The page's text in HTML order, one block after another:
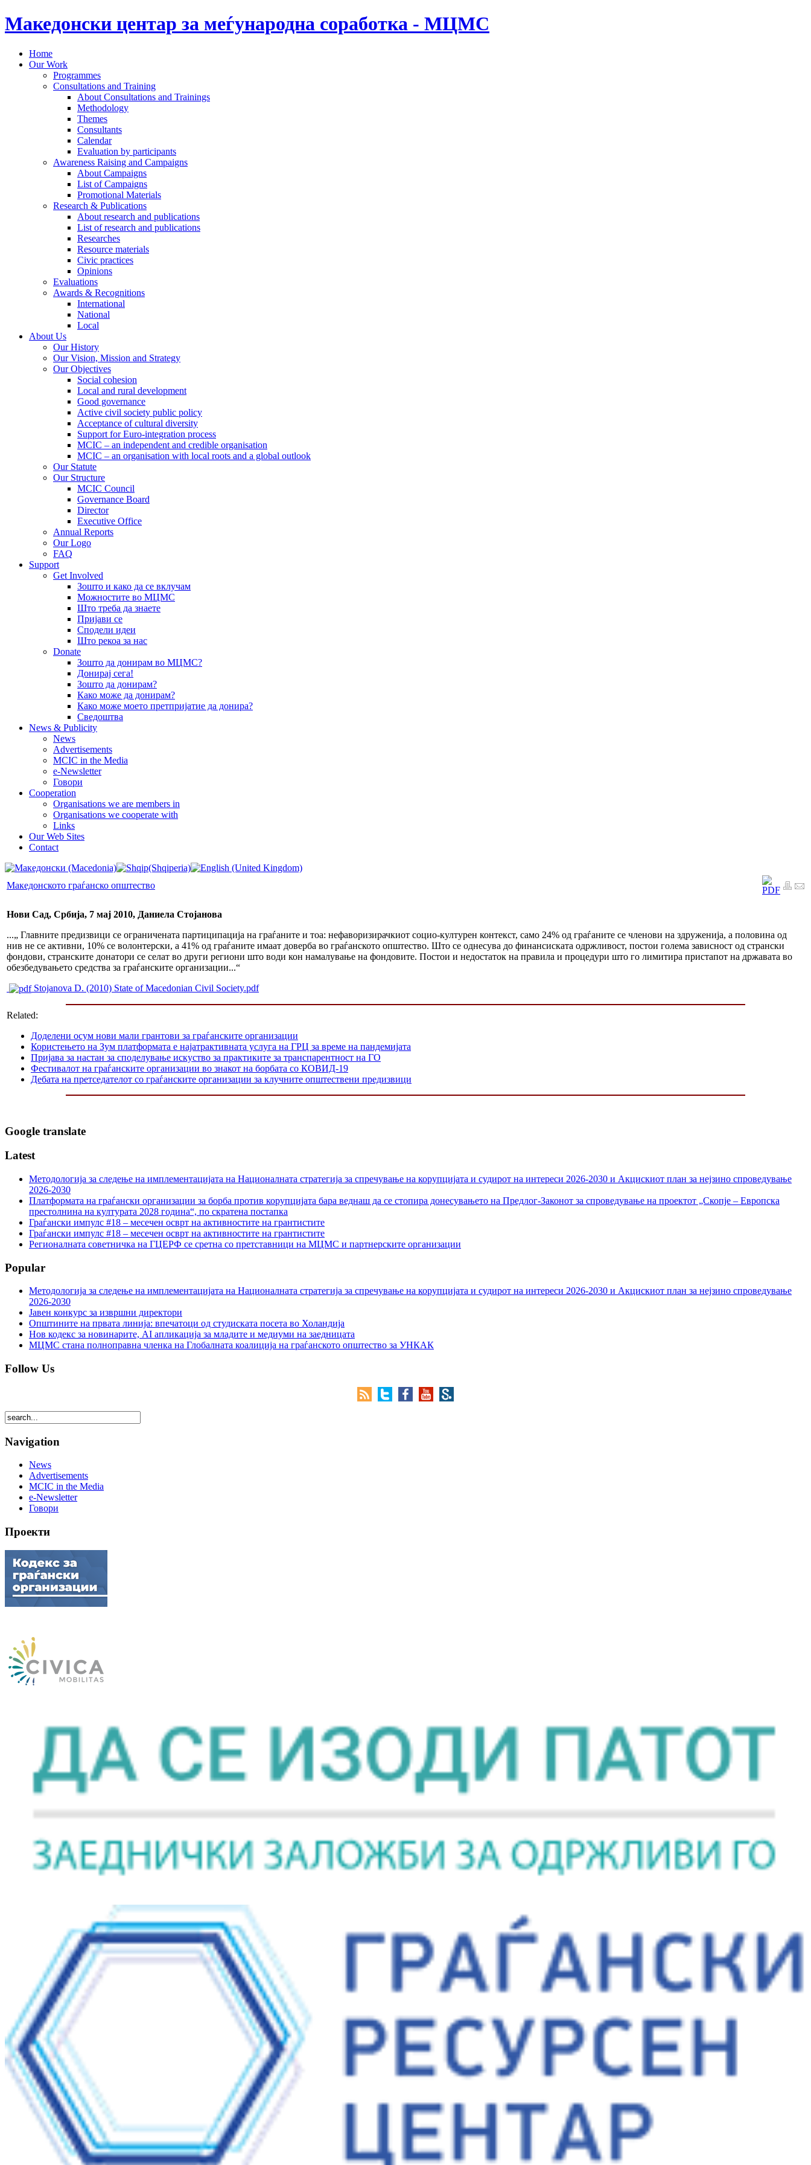
Македонски центар за меѓународна соработка - МЦМС
Home
Our Work
Programmes
Consultations and Training
About Consultations and Trainings
Methodology
Themes
Consultants
Calendar
Evaluation by participants
Awareness Raising and Campaigns
About Campaigns
List of Campaigns
Promotional Materials
Research & Publications
About research and publications
List of research and publications
Researches
Resource materials
Civic practices
Opinions
Evaluations
Awards & Recognitions
International
National
Local
About Us
Our History
Our Vision, Mission and Strategy
Our Objectives
Social cohesion
Local and rural development
Good governance
Active civil society public policy
Acceptance of cultural diversity
Support for Euro-integration process
MCIC – an independent and credible organisation
MCIC – an organisation with local roots and a global outlook
Our Statute
Our Structure
MCIC Council
Governance Board
Director
Executive Office
Annual Reports
Our Logo
FAQ
Support
Get Involved
Зошто и како да се вклучам
Можностите во МЦМС
Што треба да знаете
Пријави се
Сподели идеи
Што рекоа за нас
Donate
Зошто да донирам во МЦМС?
Донирај сега!
Зошто да донирам?
Како може да донирам?
Како може моето претпријатие да донира?
Сведоштва
News & Publicity
News
Advertisements
MCIC in the Media
e-Newsletter
Говори
Cooperation
Organisations we are members in
Organisations we cooperate with
Links
Our Web Sites
Contact
Македонското граѓанско општество
Нови Сад, Србија, 7 мај 2010, Даниела Стојанова
...„ Главните предизвици се ограничената партиципација на граѓаните и тоа: нефаворизирачкиот социо-културен контекст, само 24% од граѓаните се членови на здруженија, а половина од
нив не се активни, 10% се волонтерски, а 41% од граѓаните имаат доверба во граѓанското општество. Што се однесува до финансиската одржливост, постои голема зависност од странски
фондови, странските донатори се селат во други региони што води кон намалување на фондовите. Постои и недостаток на правила и процедури што го лимитира пристапот на државата во
обезбедувањето средства за граѓанските организации...“
Stojanova D. (2010) State of Macedonian Civil Society.pdf
Related:
Доделени осум нови мали грантови за граѓанските организации
Користењето на Зум платформата е најатрактивната услуга на ГРЦ за време на пандемијата
Пријава за настан за споделување искуство за практиките за транспарентност на ГО
Фестивалот на граѓанските организации во знакот на борбата со КОВИД-19
Дебата на претседателот со граѓанските организации за клучните општествени предизвици
Google translate
Latest
Методологија за следење на имплементацијата на Националната стратегија за спречување на корупцијата и судирот на интереси 2026-2030 и Акцискиот план за нејзино спроведување
2026-2030
Платформата на граѓански организации за борба против корупцијата бара веднаш да се стопира донесувањето на Предлог-Законот за спроведување на проектот „Скопје – Европска
престолнина на културата 2028 година“, по скратена постапка
Граѓански импулс #18 – месечен осврт на активностите на грантистите
Граѓански импулс #18 – месечен осврт на активностите на грантистите
Регионалната советничка на ГЦЕРФ се сретна со претставници на МЦМС и партнерските организации
Popular
Методологија за следење на имплементацијата на Националната стратегија за спречување на корупцијата и судирот на интереси 2026-2030 и Акцискиот план за нејзино спроведување
2026-2030
Јавен конкурс за извршни директори
Општините на првата линија: впечатоци од студиската посета во Холандија
Нов кодекс за новинарите, AI апликација за младите и медиуми на заедницата
МЦМС стана полноправна членка на Глобалната коалиција на граѓанското општество за УНКАК
Follow Us
Navigation
News
Advertisements
MCIC in the Media
e-Newsletter
Говори
Проекти